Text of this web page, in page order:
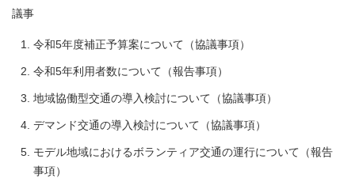
議事
令和5年度補正予算案について（協議事項）
令和5年利用者数について（報告事項）
地域協働型交通の導入検討について（協議事項）
デマンド交通の導入検討について（協議事項）
モデル地域におけるボランティア交通の運行について（報告
事項）